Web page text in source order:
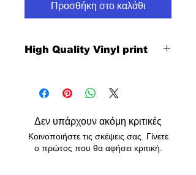
Προσθήκη στο καλάθι
High Quality Vinyl print
Δεν υπάρχουν ακόμη κριτικές
Κοινοποιήστε τις σκέψεις σας. Γίνετε
ο πρώτος που θα αφήσει κριτική.